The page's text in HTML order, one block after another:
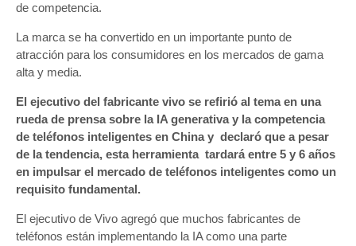
de competencia.
La marca se ha convertido en un importante punto de
atracción para los consumidores en los mercados de gama
alta y media.
El ejecutivo del fabricante vivo se refirió al tema en una
rueda de prensa sobre la IA generativa y la competencia
de teléfonos inteligentes en China y declaró que a pesar
de la tendencia, esta herramienta tardará entre 5 y 6 años
en impulsar el mercado de teléfonos inteligentes como un
requisito fundamental.
El ejecutivo de Vivo agregó que muchos fabricantes de
teléfonos están implementando la IA como una parte